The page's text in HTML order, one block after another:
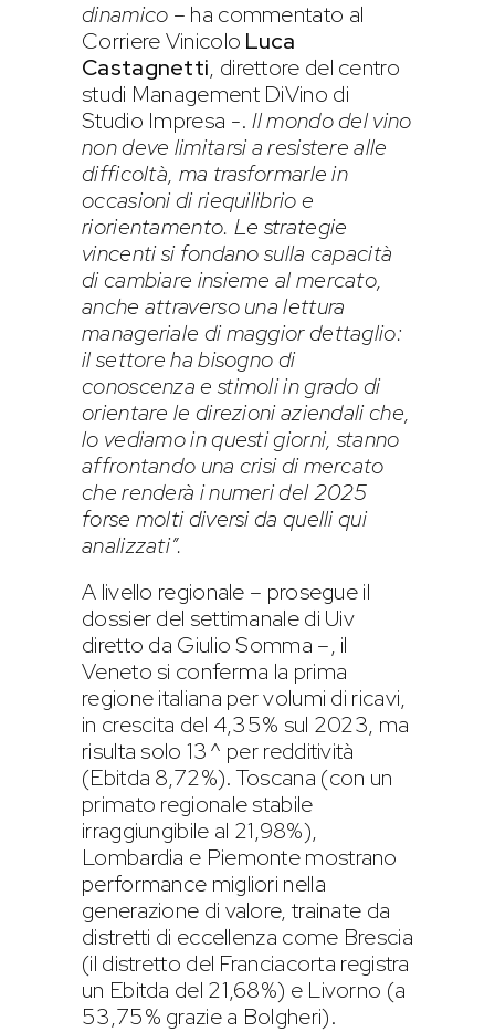
dinamico – ha commentato al
Corriere Vinicolo Luca
Castagnetti, direttore del centro
studi Management DiVino di
Studio Impresa -.Il mondo del vino
non deve limitarsi a resistere alle
difficoltà, ma trasformarle in
occasioni di riequilibrio e
riorientamento. Le strategie
vincenti si fondano sulla capacità
di cambiare insieme al mercato,
anche attraverso una lettura
manageriale di maggior dettaglio:
il settore ha bisogno di
conoscenza e stimoli in grado di
orientare le direzioni aziendali che,
lo vediamo in questi giorni, stanno
affrontando una crisi di mercato
che renderà i numeri del 2025
forse molti diversi da quelli qui
analizzati”.
A livello regionale – prosegue il
dossier del settimanale di Uiv
diretto da Giulio Somma –, il
Veneto si conferma la prima
regione italiana per volumi di ricavi,
in crescita del 4,35% sul 2023, ma
risulta solo 13^ per redditività
(Ebitda 8,72%). Toscana (con un
primato regionale stabile
irraggiungibile al 21,98%),
Lombardia e Piemonte mostrano
performance migliori nella
generazione di valore, trainate da
distretti di eccellenza come Brescia
(il distretto del Franciacorta registra
un Ebitda del 21,68%) e Livorno (a
53,75% grazie a Bolgheri).